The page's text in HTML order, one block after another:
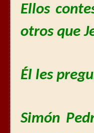
Ellos
otros que
Él les
Simón